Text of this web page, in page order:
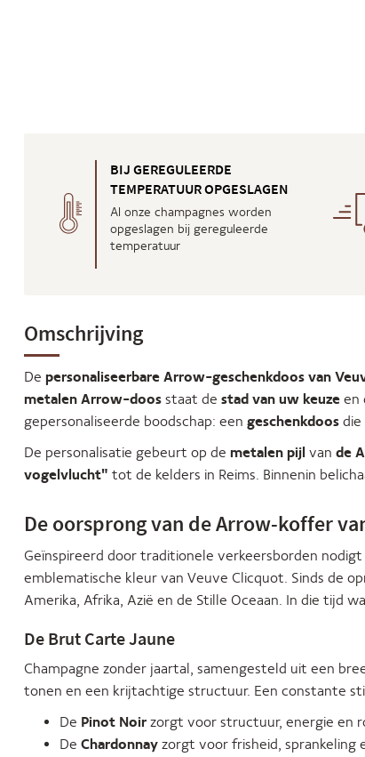
BIJ GEREGULEERDE
TEMPERATUUR OPGESLAGEN
Al onze champagnes worden
opgeslagen bij gereguleerde
temperatuur
Omschrijving
De personaliseerbare Arrow-geschenkdoos van
metalen Arrow-doos staat de stad van uw keuze en
gepersonaliseerde boodschap: een geschenkdoos
De personalisatie gebeurt op de metalen pijl van de
vogelvlucht" tot de kelders in Reims. Binnenin
De oorsprong van de Arrow-koffer
Geïnspireerd door traditionele verkeersborden
emblematische kleur van Veuve Clicquot. Sinds de
Amerika, Afrika, Azië en de Stille Oceaan. In die tijd
De Brut Carte Jaune
Champagne zonder jaartal, samengesteld uit een
tonen en een krijtachtige structuur. Een constante
De Pinot Noir zorgt voor structuur, energie en
De Chardonnay zorgt voor frisheid, sprankeling